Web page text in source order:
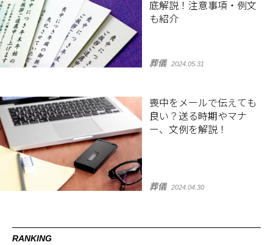
底解説！注意事項・例文
も紹介
葬儀 2024.05.31
喪中をメールで伝えても
良い？送る時期やマナ
ー、文例を解説！
葬儀 2024.04.30
RANKING